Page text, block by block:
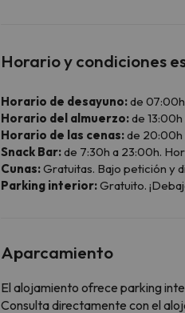
Horario y condiciones
Horario de desayuno:de 07:00h
Horario del almuerzo:de 13:00h
Horario de las cenas:de 20:00h
Snack Bar:de 7:30h a 23:00h.
Cunas:Gratuitas. Bajo petición y
Parking interior:Gratuito.
Aparcamiento
El alojamiento ofrece parking
Consulta directamente con el